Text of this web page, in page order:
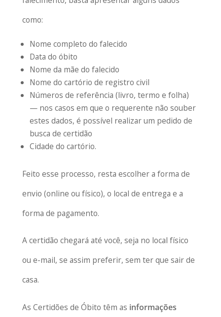
como:
Nome completo do falecido
Data do óbito
Nome da mãe do falecido
Nome do cartório de registro civil
Números de referência (livro, termo e folha)
— nos casos em que o requerente não souber
estes dados, é possível realizar um pedido de
busca de certidão
Cidade do cartório.
Feito esse processo, resta escolher a forma de
envio (online ou físico), o local de entrega e a
forma de pagamento.
A certidão chegará até você, seja no local físico
ou e-mail, se assim preferir, sem ter que sair de
casa.
As Certidões de Óbito têm as informações